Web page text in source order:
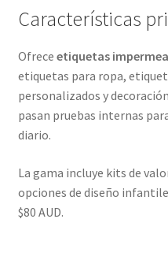
Características
Ofrece etiquetas
etiquetas para ropa,
personalizados y
pasan pruebas internas
diario.
La gama incluye kits de
opciones de diseño
$80 AUD.